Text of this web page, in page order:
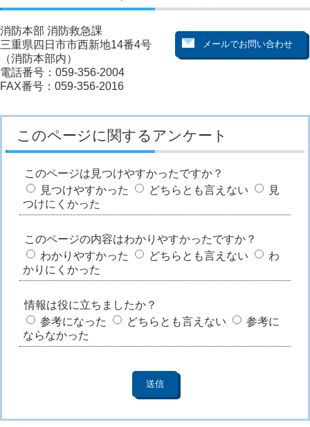
消防本部 消防救急課
三重県四日市市西新地14番4号
（消防本部内）
電話番号：059-356-2004
FAX番号：059-356-2016
このページに関するアンケート
このページは見つけやすかったですか？
見つけやすかった
どちらとも言えない
見
つけにくかった
このページの内容はわかりやすかったですか？
わかりやすかった
どちらとも言えない
わ
かりにくかった
情報は役に立ちましたか？
参考になった
どちらとも言えない
参考に
ならなかった